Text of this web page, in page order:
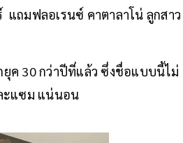
แถมฟลอเรนซ์ คาตาลาโน่ ลูกสาว
ค 30 กว่าปีที่แล้ว ซึ่งชื่อแบบนี้ไม่
ะแซม แน่นอน